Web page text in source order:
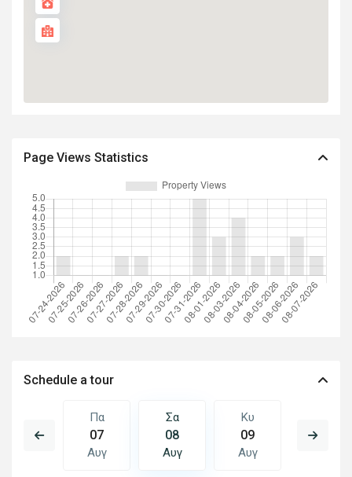
Page Views Statistics
Schedule a tour
Πα
07
Αυγ
Σα
08
Αυγ
Κυ
09
Αυγ
10